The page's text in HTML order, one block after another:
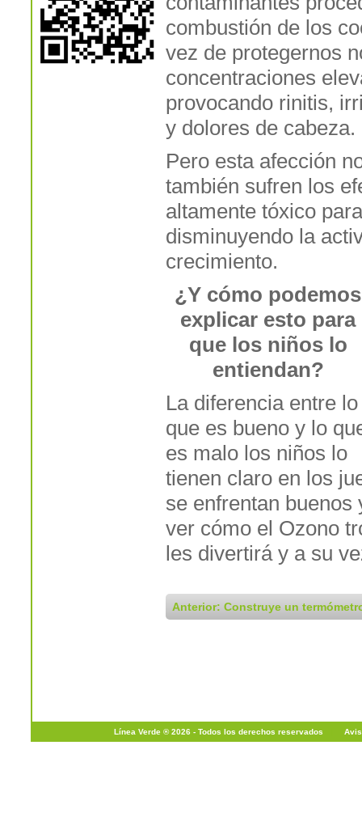
combustión de los
vez de protegernos
concentraciones
provocando rinitis,
y dolores de cabeza.
Pero esta afección
también sufren los
altamente tóxico
disminuyendo la
crecimiento.
¿Y cómo podemos
explicar esto para
que los niños lo
entiendan?
La diferencia entre lo
que es bueno y lo
es malo los niños lo
tienen claro en los
se enfrentan
ver cómo el Ozono
les divertirá y a su
Anterior: Construye un
Línea Verde ® 2026 - Todos los derechos reservados